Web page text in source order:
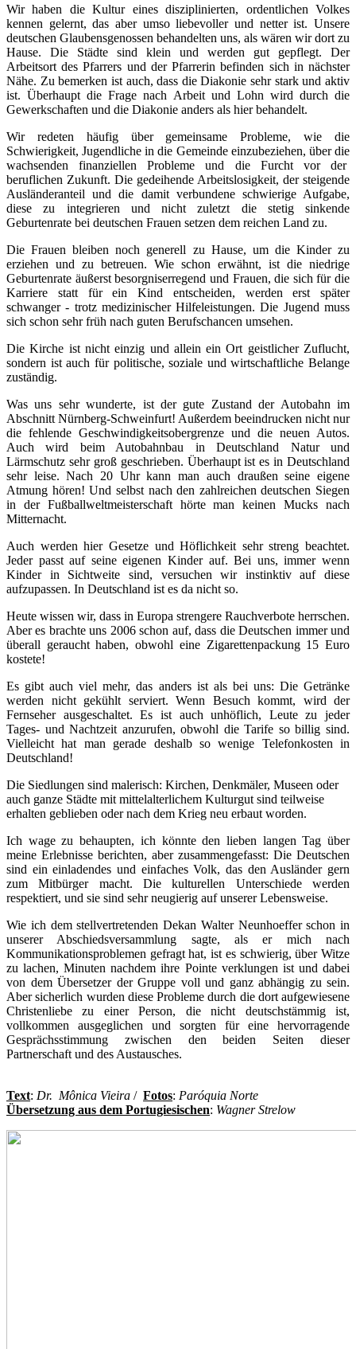
Wir haben die Kultur eines disziplinierten, ordentlichen Volkes
kennen gelernt, das aber umso liebevoller und netter ist. Unsere
deutschen Glaubensgenossen behandelten uns, als wären wir dort zu
Hause. Die Städte sind klein und werden gut gepflegt. Der
Arbeitsort des Pfarrers und der Pfarrerin befinden sich in nächster
Nähe. Zu bemerken ist auch, dass die Diakonie sehr stark und aktiv
ist. Überhaupt die Frage nach Arbeit und Lohn wird durch die
Gewerkschaften und die Diakonie anders als hier behandelt.
Wir redeten häufig über gemeinsame Probleme, wie die
Schwierigkeit, Jugendliche in die Gemeinde einzubeziehen, über die
wachsenden finanziellen Probleme und die Furcht vor der
beruflichen Zukunft. Die gedeihende Arbeitslosigkeit, der steigende
Ausländeranteil und die damit verbundene schwierige Aufgabe,
diese zu integrieren und nicht zuletzt die stetig sinkende
Geburtenrate bei deutschen Frauen setzen dem reichen Land zu.
Die Frauen bleiben noch generell zu Hause, um die Kinder zu
erziehen und zu betreuen. Wie schon erwähnt, ist die niedrige
Geburtenrate äußerst besorgniserregend und Frauen, die sich für die
Karriere statt für ein Kind entscheiden, werden erst später
schwanger - trotz medizinischer Hilfeleistungen. Die Jugend muss
sich schon sehr früh nach guten Berufschancen umsehen.
Die Kirche ist nicht einzig und allein ein Ort geistlicher Zuflucht,
sondern ist auch für politische, soziale und wirtschaftliche Belange
zuständig.
Was uns sehr wunderte, ist der gute Zustand der Autobahn im
Abschnitt Nürnberg-Schweinfurt! Außerdem beeindrucken nicht nur
die fehlende Geschwindigkeitsobergrenze und die neuen Autos.
Auch wird beim Autobahnbau in Deutschland Natur und
Lärmschutz sehr groß geschrieben. Überhaupt ist es in Deutschland
sehr leise. Nach 20 Uhr kann man auch draußen seine eigene
Atmung hören! Und selbst nach den zahlreichen deutschen Siegen
in der Fußballweltmeisterschaft hörte man keinen Mucks nach
Mitternacht.
Auch werden hier Gesetze und Höflichkeit sehr streng beachtet.
Jeder passt auf seine eigenen Kinder auf. Bei uns, immer wenn
Kinder in Sichtweite sind, versuchen wir instinktiv auf diese
aufzupassen. In Deutschland ist es da nicht so.
Heute wissen wir, dass in Europa strengere Rauchverbote herrschen.
Aber es brachte uns 2006 schon auf, dass die Deutschen immer und
überall geraucht haben, obwohl eine Zigarettenpackung 15 Euro
kostete!
Es gibt auch viel mehr, das anders ist als bei uns: Die Getränke
werden nicht gekühlt serviert. Wenn Besuch kommt, wird der
Fernseher ausgeschaltet. Es ist auch unhöflich, Leute zu jeder
Tages- und Nachtzeit anzurufen, obwohl die Tarife so billig sind.
Vielleicht hat man gerade deshalb so wenige Telefonkosten in
Deutschland!
Die Siedlungen sind malerisch: Kirchen, Denkmäler, Museen oder
auch ganze Städte mit mittelalterlichem Kulturgut sind teilweise
erhalten geblieben oder nach dem Krieg neu erbaut worden.
Ich wage zu behaupten, ich könnte den lieben langen Tag über
meine Erlebnisse berichten, aber zusammengefasst: Die Deutschen
sind ein einladendes und einfaches Volk, das den Ausländer gern
zum Mitbürger macht. Die kulturellen Unterschiede werden
respektiert, und sie sind sehr neugierig auf unserer Lebensweise.
Wie ich dem stellvertretenden Dekan Walter Neunhoeffer schon in
unserer Abschiedsversammlung sagte, als er mich nach
Kommunikationsproblemen gefragt hat, ist es schwierig, über Witze
zu lachen, Minuten nachdem ihre Pointe verklungen ist und dabei
von dem Übersetzer der Gruppe voll und ganz abhängig zu sein.
Aber sicherlich wurden diese Probleme durch die dort aufgewiesene
Christenliebe zu einer Person, die nicht deutschstämmig ist,
vollkommen ausgeglichen und sorgten für eine hervorragende
Gesprächsstimmung zwischen den beiden Seiten dieser
Partnerschaft und des Austausches.
Text: Dr. Mônica Vieira / Fotos: Paróquia Norte
Übersetzung aus dem Portugiesischen: Wagner Strelow